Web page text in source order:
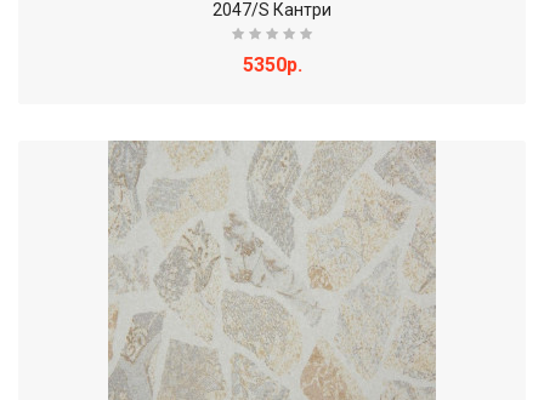
2047/S Кантри
5350р.